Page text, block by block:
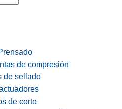
de compresión
de sellado
de corte